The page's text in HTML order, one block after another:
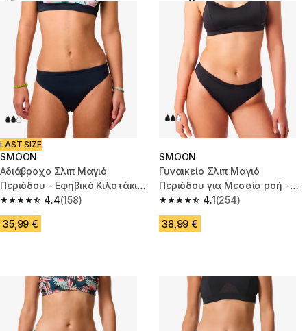
LAST SIZE
SMOON
Αδιάβροχο Σλιπ Μαγιό
Περιόδου - Εφηβικό Κιλοτάκι -
Μέτρια Ροή - SMOON
4.4
4.4 out of 5 stars from 158 reviews
(158)
35,99 €
SMOON
Γυναικείο Σλιπ Μαγιό
Περιόδου για Μεσαία ροή -
Μαύρο
4.1
4.1 out of 5 stars from 254
(254)
38,99 €